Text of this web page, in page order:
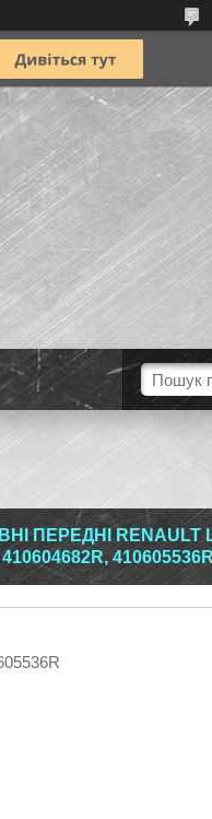
ПЕРЕДНІ RENAULT
410605536R